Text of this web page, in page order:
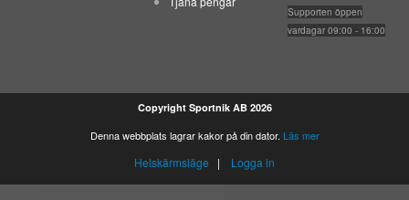
Supporten öppen
vardagar 09:00 - 16:00
Copyright Sportnik AB 2026
Denna webbplats lagrar kakor på din dator. Läs mer
Helskärmsläge | Logga in